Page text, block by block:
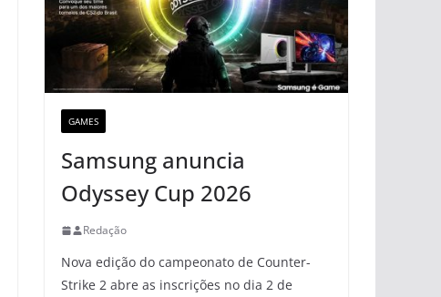
GAMES
Samsung anuncia
Odyssey Cup 2026
Redação
Nova edição do campeonato de Counter-
Strike 2 abre as inscrições no dia 2 de